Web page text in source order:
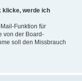
klicke, werde ich
Funktion für
von der Board-
soll den Missbrauch